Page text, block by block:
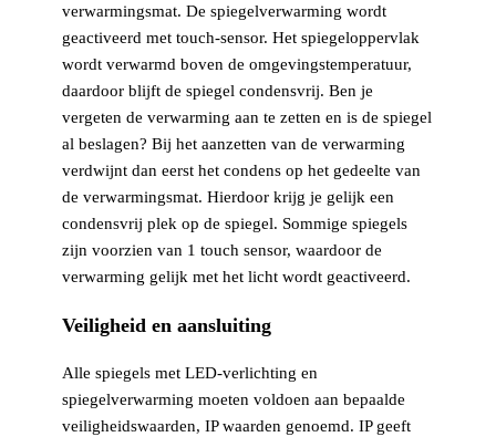
verwarmingsmat. De spiegelverwarming wordt
geactiveerd met touch-sensor. Het spiegeloppervlak
wordt verwarmd boven de omgevingstemperatuur,
daardoor blijft de spiegel condensvrij. Ben je
vergeten de verwarming aan te zetten en is de spiegel
al beslagen? Bij het aanzetten van de verwarming
verdwijnt dan eerst het condens op het gedeelte van
de verwarmingsmat. Hierdoor krijg je gelijk een
condensvrij plek op de spiegel. Sommige spiegels
zijn voorzien van 1 touch sensor, waardoor de
verwarming gelijk met het licht wordt geactiveerd.
Veiligheid en aansluiting
Alle spiegels met LED-verlichting en
spiegelverwarming moeten voldoen aan bepaalde
veiligheidswaarden, IP waarden genoemd. IP geeft